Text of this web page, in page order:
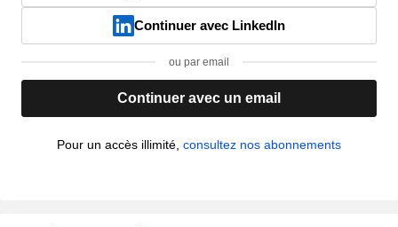
Continuer avec LinkedIn
ou par email
Continuer avec un email
Pour un accès illimité, consultez nos abonnements